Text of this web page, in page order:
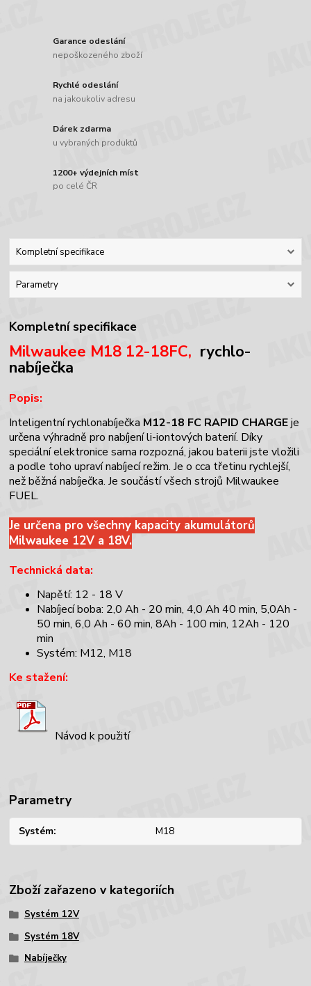
Garance odeslání
nepoškozeného zboží
Rychlé odeslání
na jakoukoliv adresu
Dárek zdarma
u vybraných produktů
1200+ výdejních míst
po celé ČR
Kompletní specifikace
Parametry
Kompletní specifikace
Milwaukee M18 12-18FC, rychlo-
nabíječka
Popis:
Inteligentní rychlonabíječka M12-18 FC RAPID CHARGEje
určena výhradně pro nabíjení li-iontových baterií. Díky
speciální elektronice sama rozpozná, jakou baterii jste vložili
a podle toho upraví nabíjecí režim. Je o cca třetinu rychlejší,
než běžná nabíječka. Je součástí všech strojů Milwaukee
FUEL.
Je určena pro všechny kapacity akumulátorů
Milwaukee 12V a 18V.
Technická data:
Napětí: 12 - 18 V
Nabíjecí boba: 2,0 Ah - 20 min, 4,0 Ah 40 min, 5,0Ah -
50 min, 6,0 Ah - 60 min, 8Ah - 100 min, 12Ah - 120
min
Systém: M12, M18
Ke stažení:
Návod k použití
Parametry
Systém M18
Zboží zařazeno v kategoriích
Systém 12V
Systém 18V
Nabíječky